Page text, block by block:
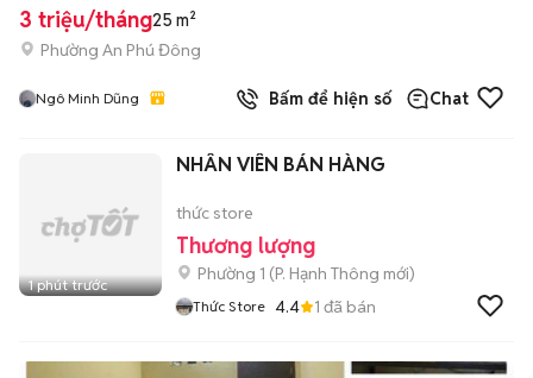
3 triệu/tháng25 m²
Phường An Phú Đông
Ngô Minh Dũng Bấm để hiện số Chat
1 phút trước
NHÂN VIÊN BÁN HÀNG
thức store
Thương lượng
Phường 1 (P. Hạnh Thông mới)
Thức Store 4.4 1 đã bán